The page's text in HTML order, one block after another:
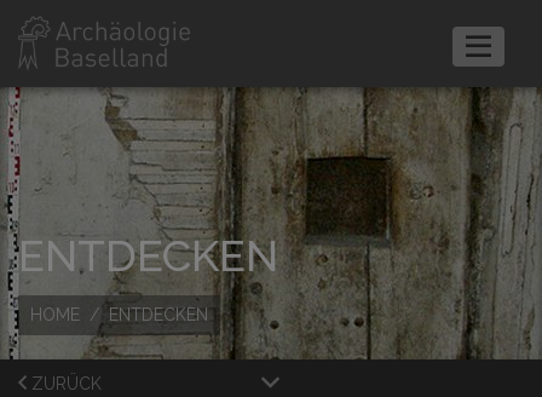
ENTDECKEN
HOME ENTDECKEN
ZURÜCK